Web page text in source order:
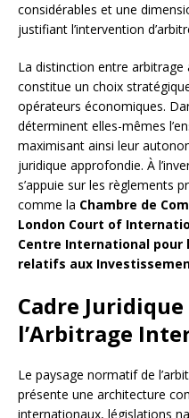
considérables et une
justifiant l’intervention
La distinction entre
constitue un choix
opérateurs économiques.
déterminent elles-mêmes
maximisant ainsi leur
juridique approfondie. À
s’appuie sur les règlements
comme la Chambre de
London Court of
Centre International pour
relatifs aux
Cadre
l’Arbitrage
Le paysage normatif de
présente une architecture
internationaux, législations